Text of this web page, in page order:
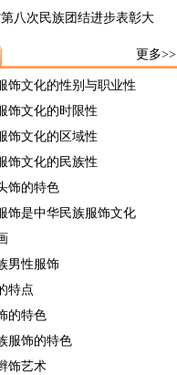
八次民族团结进步表彰大
更多>>
饰文化的性别与职业性
饰文化的时限性
饰文化的区域性
饰文化的民族性
饰的特色
饰是中华民族服饰文化
男性服饰
特点
的特色
服饰的特色
饰艺术